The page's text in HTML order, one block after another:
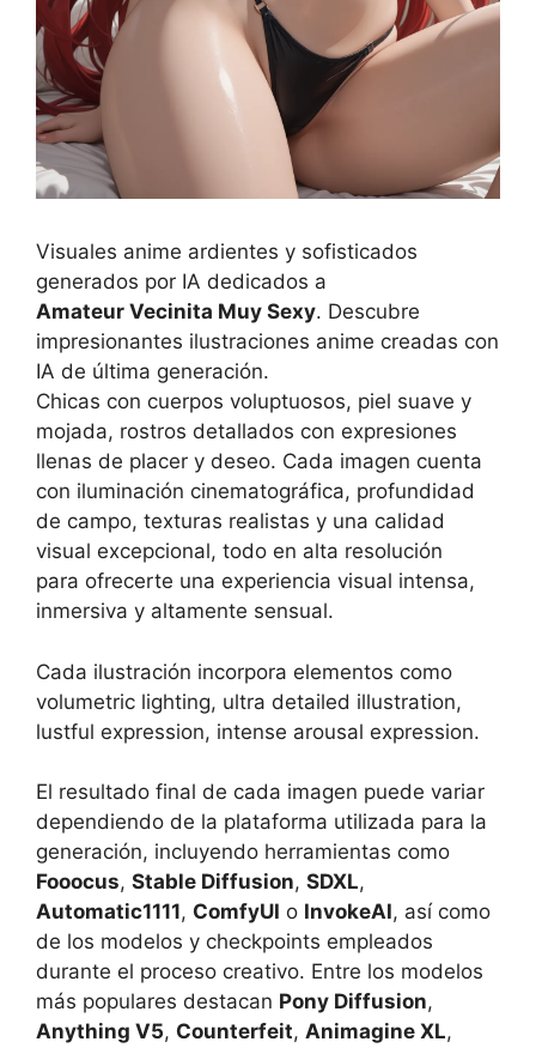
Visuales anime ardientes y sofisticados
generados por IA dedicados a
Amateur Vecinita Muy Sexy. Descubre
impresionantes ilustraciones anime creadas con
IA de última generación.
Chicas con cuerpos voluptuosos, piel suave y
mojada, rostros detallados con expresiones
llenas de placer y deseo. Cada imagen cuenta
con iluminación cinematográfica, profundidad
de campo, texturas realistas y una calidad
visual excepcional, todo en alta resolución
para ofrecerte una experiencia visual intensa,
inmersiva y altamente sensual.
Cada ilustración incorpora elementos como
volumetric lighting, ultra detailed illustration,
lustful expression, intense arousal expression.
El resultado final de cada imagen puede variar
dependiendo de la plataforma utilizada para la
generación, incluyendo herramientas como
Fooocus, Stable Diffusion, SDXL,
Automatic1111, ComfyUI o InvokeAI, así como
de los modelos y checkpoints empleados
durante el proceso creativo. Entre los modelos
más populares destacan Pony Diffusion,
Anything V5, Counterfeit, Animagine XL,